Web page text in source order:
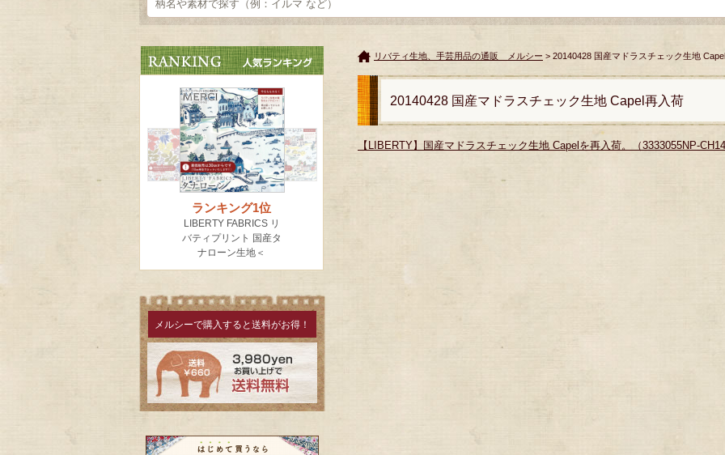
メルシーで購入すると送料がお得！
リバティ生地、手芸用品の通販 メルシー > 20140428 国産マドラスチェック生地
20140428 国産マドラスチェック生地 Capel再入荷
【LIBERTY】国産マドラスチェック生地 Capelを再入荷。（3333055NP-